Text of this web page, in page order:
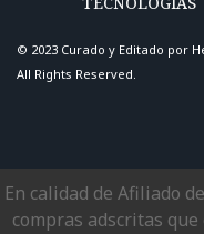
© 2023 Curado y Editado por
All Rights Reserved.
En calidad de Afiliado
compras adscritas